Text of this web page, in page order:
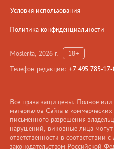
Условия использования
Политика конфиденциальности
Moslenta, 2026 г.
18+
Телефон редакции: +7 495 785-17-
Все права защищены. Полное или
материалов Сайта в
письменного разрешения
нарушений, виновные лица могут
ответственности в соответствии
законодательством Российской